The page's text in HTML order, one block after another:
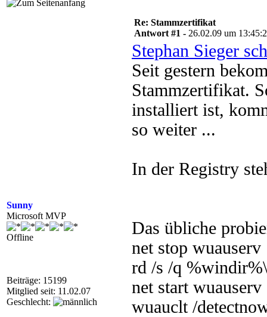
Sunny
Microsoft MVP
Offline
Beiträge: 15199
Mitglied seit: 11.02.07
Geschlecht:
Re: Stammzertifikat
Antwort #1 - 26.02.09 um
Stephan Sieger
Seit gestern
Stammzertifikat.
installiert ist,
so weiter ...
In der Registry
Das übliche
net stop wuauserv
rd /s /q
net start wuauserv
wuauclt /